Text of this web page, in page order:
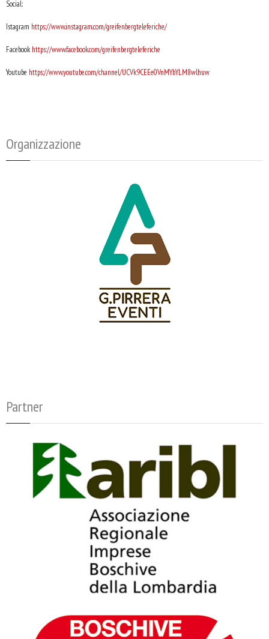
Social:
Istagram https://www.instagram.com/greifenbergteleferiche/
Facebook https://www.facebook.com/greifenbergteleferiche
Youtube https://www.youtube.com/channel/UCVk9CEEe0VnMYbYLM8wlhuw
Organizzazione
Partner